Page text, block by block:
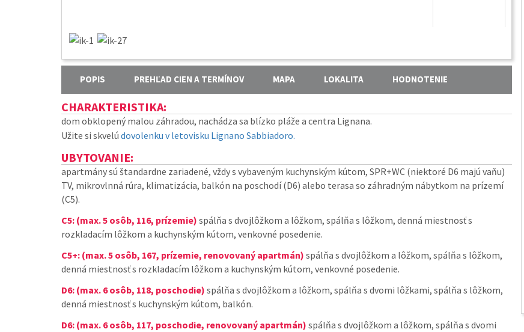
POPIS PREHĽAD CIEN A TERMÍNOV MAPA LOKALITA HODNOTENIE
CHARAKTERISTIKA:
dom obklopený malou záhradou, nachádza sa blízko pláže a centra Lignana.
Užite si skvelú dovolenku v letovisku Lignano Sabbiadoro.
UBYTOVANIE:
apartmány sú štandardne zariadené, vždy s vybaveným kuchynským kútom, SPR+WC (niektoré D6 majú vaňu)
TV, mikrovlnná rúra, klimatizácia, balkón na poschodí (D6) alebo terasa so záhradným nábytkom na prízemí
(C5).
C5: (max. 5 osôb, 116, prízemie) spálňa s dvojlôžkom a lôžkom, spálňa s lôžkom, denná miestnosť s
rozkladacím lôžkom a kuchynským kútom, venkovné posedenie.
C5+: (max. 5 osôb, 167, prízemie, renovovaný apartmán) spálňa s dvojlôžkom a lôžkom, spálňa s lôžkom,
denná miestnosť s rozkladacím lôžkom a kuchynským kútom, venkovné posedenie.
D6: (max. 6 osôb, 118, poschodie) spálňa s dvojlôžkom a lôžkom, spálňa s dvomi lôžkami, spálňa s lôžkom,
denná miestnosť s kuchynským kútom, balkón.
D6: (max. 6 osôb, 117, poschodie, renovovaný apartmán) spálňa s dvojlôžkom a lôžkom, spálňa s dvomi